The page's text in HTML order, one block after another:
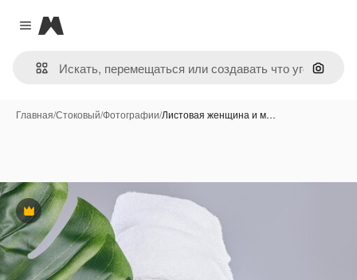
Close menu
Magnific
Поиск
Главная/Стоковый/Фотографии/Листовая женщина и м…
Премиум